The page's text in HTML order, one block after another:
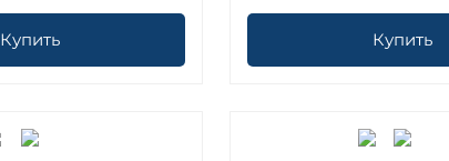
Купить Купить